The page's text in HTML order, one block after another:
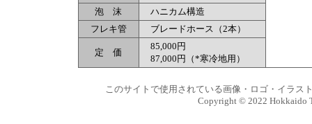
泡 沫
ハニカム構造
フレキ管
ブレードホース（2本）
定 価
85,000円
87,000円 （*寒冷地用）
このサイトで使用されている画像・ロゴ・イラス
Copyright © 2022 Hokkaido